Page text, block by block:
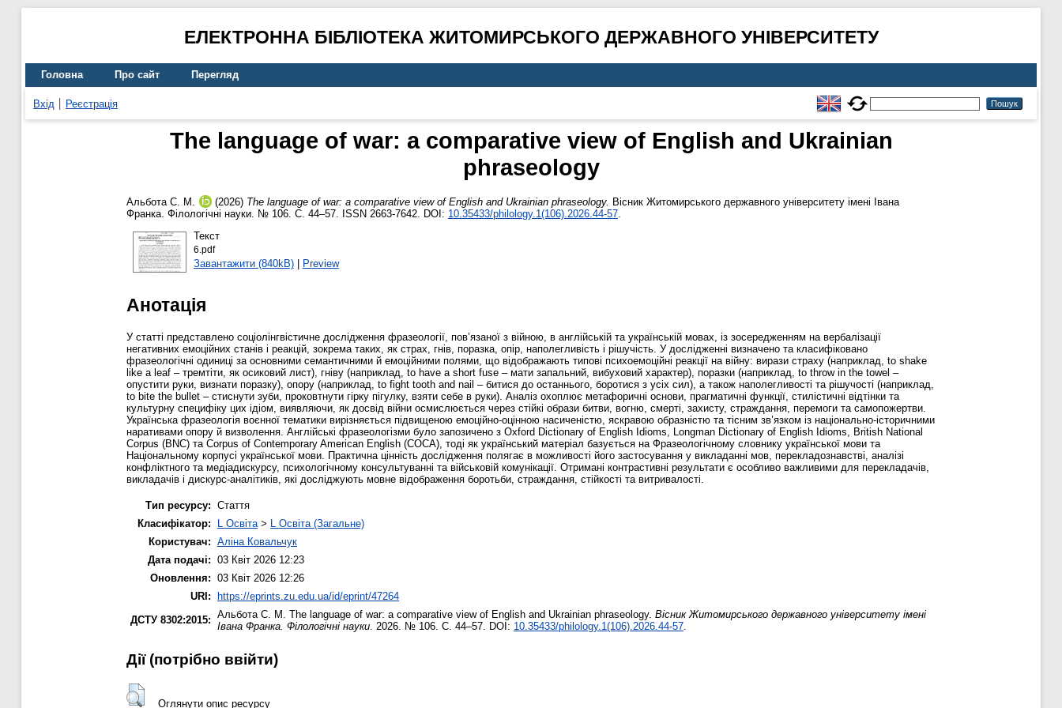
ЕЛЕКТРОННА БІБЛІОТЕКА ЖИТОМИРСЬКОГО ДЕРЖАВНОГО УНІВЕРСИТЕТУ
Головна Про сайт Перегляд
Вхід Реєстрація
The language of war: a comparative view of English and Ukrainian
phraseology
Альбота С. М. (2026) The language of war: a comparative view of English and Ukrainian phraseology. Вісник Житомирського державного університету імені Івана
Франка. Філологічні науки. № 106. С. 44–57. ISSN 2663-7642. DOI: 10.35433/philology.1(106).2026.44-57.
Текст
6.pdf
Завантажити (840kB)| Preview
Анотація
У статті представлено соціолінгвістичне дослідження фразеології, пов’язаної з війною, в англійській та українській мовах, із зосередженням на вербалізації
негативних емоційних станів і реакцій, зокрема таких, як страх, гнів, поразка, опір, наполегливість і рішучість. У дослідженні визначено та класифіковано
фразеологічні одиниці за основними семантичними й емоційними полями, що відображають типові психоемоційні реакції на війну: вирази страху (наприклад, to shake
like a leaf – тремтіти, як осиковий лист), гніву (наприклад, to have a short fuse – мати запальний, вибуховий характер), поразки (наприклад, to throw in the towel –
опустити руки, визнати поразку), опору (наприклад, to fight tooth and nail – битися до останнього, боротися з усіх сил), а також наполегливості та рішучості (наприклад,
to bite the bullet – стиснути зуби, проковтнути гірку пігулку, взяти себе в руки). Аналіз охоплює метафоричні основи, прагматичні функції, стилістичні відтінки та
культурну специфіку цих ідіом, виявляючи, як досвід війни осмислюється через стійкі образи битви, вогню, смерті, захисту, страждання, перемоги та самопожертви.
Українська фразеологія воєнної тематики вирізняється підвищеною емоційно-оцінною насиченістю, яскравою образністю та тісним зв’язком із національно-історичними
наративами опору й визволення. Англійські фразеологізми було запозичено з Oxford Dictionary of English Idioms, Longman Dictionary of English Idioms, British National
Corpus (BNC) та Corpus of Contemporary American English (COCA), тоді як український матеріал базується на Фразеологічному словнику української мови та
Національному корпусі української мови. Практична цінність дослідження полягає в можливості його застосування у викладанні мов, перекладознавстві, аналізі
конфліктного та медіадискурсу, психологічному консультуванні та військовій комунікації. Отримані контрастивні результати є особливо важливими для перекладачів,
викладачів і дискурс-аналітиків, які досліджують мовне відображення боротьби, страждання, стійкості та витривалості.
Тип ресурсу: Стаття
Класифікатор:
L Освіта > L Освіта (Загальне)
Користувач: Аліна Ковальчук
Дата подачі: 03 Квіт 2026 12:23
Оновлення: 03 Квіт 2026 12:26
URI: https://eprints.zu.edu.ua/id/eprint/47264
ДСТУ 8302:2015: Альбота С. М. The language of war: a comparative view of English and Ukrainian phraseology. Вісник Житомирського державного університету імені
Івана Франка. Філологічні науки . 2026. № 106. С. 44–57. DOI: 10.35433/philology.1(106).2026.44-57
Дії ​​(потрібно ввійти)
Оглянути опис ресурсу